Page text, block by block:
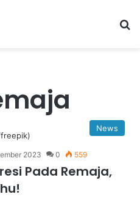
News
2023 0 559
Pada Remaja,